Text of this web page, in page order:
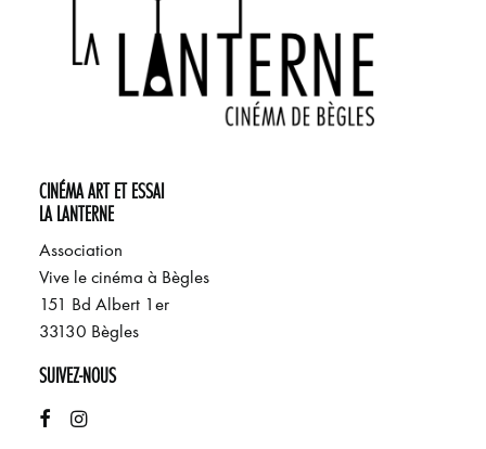
CINÉMA ART ET ESSAI
LA LANTERNE
Association
Vive le cinéma à Bègles
151 Bd Albert 1er
33130 Bègles
SUIVEZ-NOUS